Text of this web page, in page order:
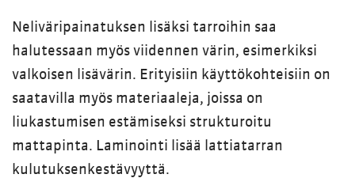
Neliväripainatuksen lisäksi tarroihin saa
halutessaan myös viidennen värin, esimerkiksi
valkoisen lisävärin. Erityisiin käyttökohteisiin on
saatavilla myös materiaaleja, joissa on
liukastumisen estämiseksi strukturoitu
mattapinta. Laminointi lisää lattiatarran
kulutuksenkestävyyttä.